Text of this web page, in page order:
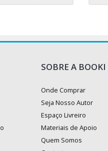
SOBRE A BOOKI
Onde Comprar
Seja Nosso Autor
Espaço Livreiro
Materiais de Apoio
Quem Somos